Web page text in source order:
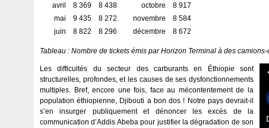
avril
8 369 8 438 octobre
8 917
mai
9 435 8 272 novembre
8 584
juin
8 822 8 296 décembre 8 672
Tableau : Nombre de tickets émis par Horizon Terminal à des
Les difficultés du secteur des carburants en Éthiopie sont
structurelles, profondes, et les causes de ses dysfonctionnements
multiples. Bref, encore une fois, face au mécontentement de la
population éthiopienne, Djibouti a bon dos ! Notre pays devrait-il
s’en insurger publiquement et dénoncer les excès de la
communication d’Addis Abeba pour justifier la dégradation de son